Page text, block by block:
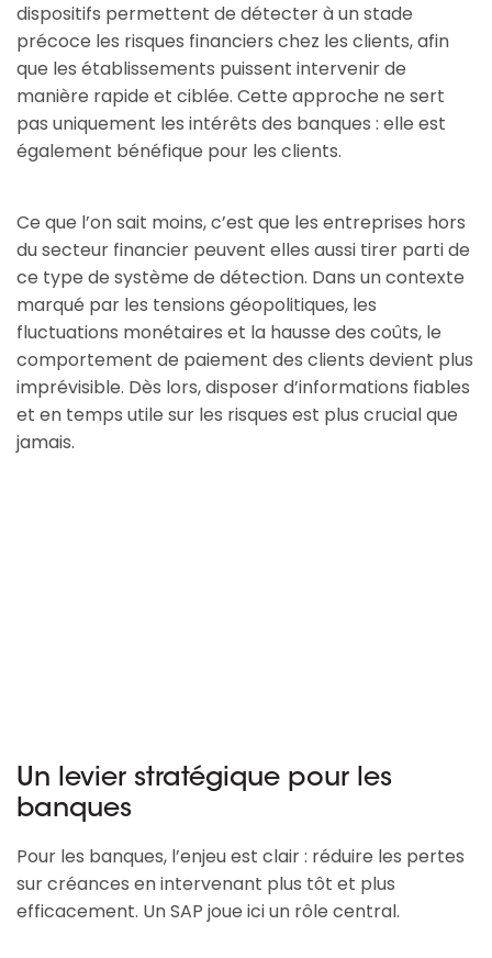
dispositifs permettent de détecter à un stade
précoce les risques financiers chez les clients, afin
que les établissements puissent intervenir de
manière rapide et ciblée. Cette approche ne sert
pas uniquement les intérêts des banques : elle est
également bénéfique pour les clients.
Ce que l’on sait moins, c’est que les entreprises hors
du secteur financier peuvent elles aussi tirer parti de
ce type de système de détection. Dans un contexte
marqué par les tensions géopolitiques, les
fluctuations monétaires et la hausse des coûts, le
comportement de paiement des clients devient plus
imprévisible. Dès lors, disposer d’informations fiables
et en temps utile sur les risques est plus crucial que
jamais.
Un levier stratégique pour les
banques
Pour les banques, l’enjeu est clair : réduire les pertes
sur créances en intervenant plus tôt et plus
efficacement. Un SAP joue ici un rôle central.